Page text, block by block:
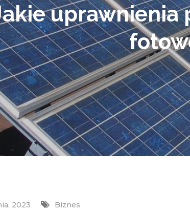
uprawnienia
2023 Biznes